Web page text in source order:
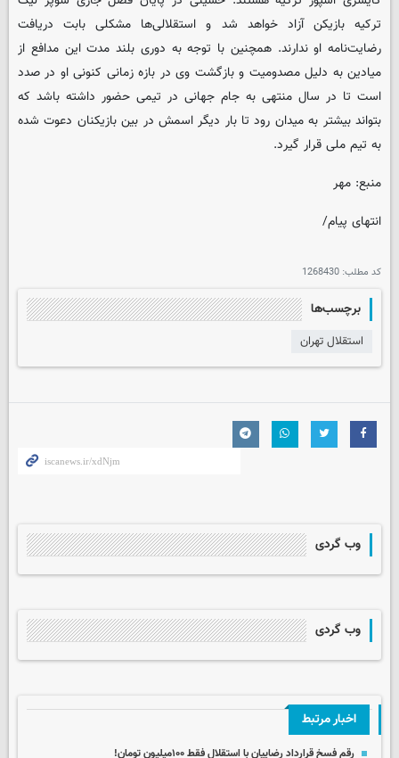
ترکیه بازیکن آزاد خواهد شد و استقلالی‌ها مشکلی بابت دریافت
رضایت‌نامه او ندارند. همچنین با توجه به دوری بلند مدت این مدافع از
میادین به دلیل مصدومیت و بازگشت وی در بازه زمانی کنونی او در صدد
است تا در سال منتهی به جام جهانی در تیمی حضور داشته باشد که
بتواند بیشتر به میدان رود تا بار دیگر اسمش در بین بازیکنان دعوت شده
به تیم ملی قرار گیرد.
منبع: مهر
انتهای پیام/
کد مطلب: 1268430
برچسب‌ها
استقلال تهران
وب گردی
وب گردی
اخبار مرتبط
رقم فسخ قرارداد رضاییان با استقلال فقط ۱۰۰میلیون تومان!